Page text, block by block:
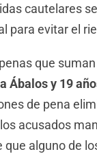
cautelares
para evitar el
que
Ábalos y 19
de pena
acusados
que alguno de